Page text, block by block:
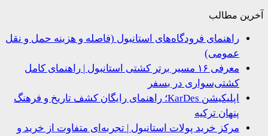
مطالب
راهنمای فرودگاه‌های استانبول (فاصله و هزینه حمل و نقل
عمومی)
معرفی ۱۶ مسیر برتر کشتی استانبول | راهنمای کامل
کشتی‌سواری در بسفر
اپلیکیشن KarDes؛ راهنمای رایگان کشف تاریخ و فرهنگ
پنهان ترکیه
مرکز خرید پولات استانبول | تجربه‌ای متفاوت از خرید و